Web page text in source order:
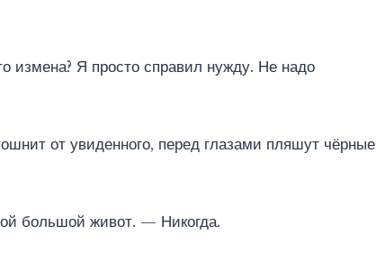
Я просто справил нужду. Не надо
от увиденного, перед глазами пляшут чёрные
большой живот. — Никогда.